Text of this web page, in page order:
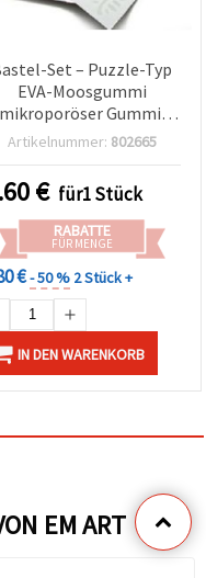
Set – Puzzle-Typ
EVA-Moosgummi
Gummi),
beidseitig, mit
Schablone, sortiert
Artikelnummer: 802665
€ für1 Stück
RABATTE
FÜR MENGE
€- 50 % 2 Stück +
IN DEN WARENKORB
EM ART